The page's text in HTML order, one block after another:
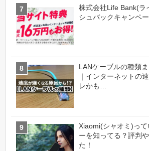
株式会社Life Bank(ラ
シュバックキャンペ
LANケーブルの種類
｜インターネットの
レかも…
Xiaomi(シャオミ)っ
ーを知ってる？評判
た！